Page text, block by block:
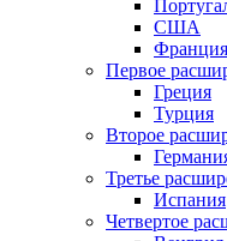
США
Франция
Первое
Греция
Турция
Второе
Третье
Испания
Четвертое